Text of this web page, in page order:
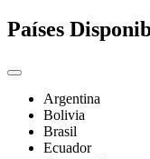
Países
Argentina
Bolivia
Brasil
Ecuador